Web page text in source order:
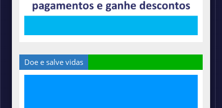
Doe e salve vidas